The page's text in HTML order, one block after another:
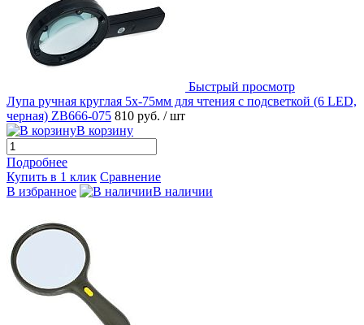
Быстрый просмотр
Лупа ручная круглая 5х-75мм для чтения с подсветкой (6 LED,
черная) ZB666-075 810 руб. / шт
В корзину
Подробнее
Купить в 1 клик Сравнение
В избранное
В наличии